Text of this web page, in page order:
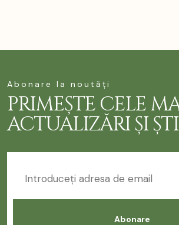
Abonare la noutăți
PRIMEȘTE CELE
ACTUALIZĂRI ȘI